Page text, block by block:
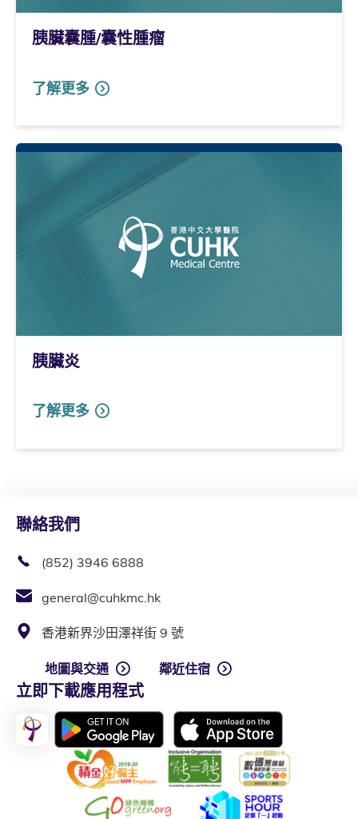
胰臟囊腫/囊性腫瘤
了解更多
胰臟炎
了解更多
聯絡我們
(852) 3946 6888
general@cuhkmc.hk
香港新界沙田澤祥街 9 號
地圖與交通 鄰近住宿
立即下載應用程式